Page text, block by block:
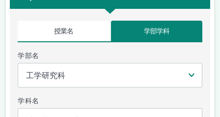
授業名 学部学科
学部名
学科名